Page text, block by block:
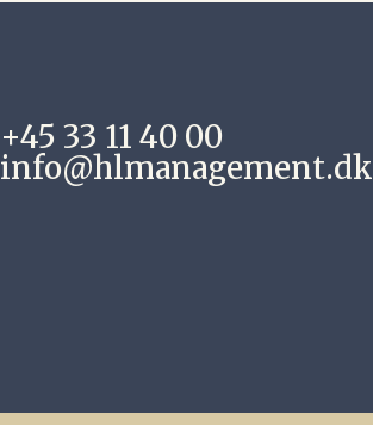
+45 33 11 40 00
info@hlmanagement.dk